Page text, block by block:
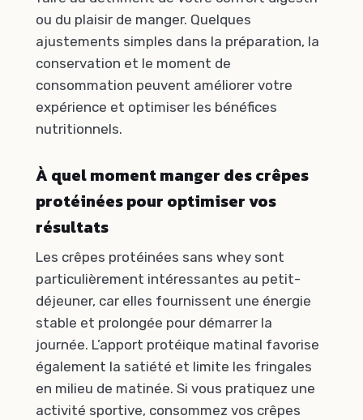
ou du plaisir de manger. Quelques
ajustements simples dans la préparation, la
conservation et le moment de
consommation peuvent améliorer votre
expérience et optimiser les bénéfices
nutritionnels.
À quel moment manger des crêpes
protéinées pour optimiser vos
résultats
Les crêpes protéinées sans whey sont
particulièrement intéressantes au petit-
déjeuner, car elles fournissent une énergie
stable et prolongée pour démarrer la
journée. L’apport protéique matinal favorise
également la satiété et limite les fringales
en milieu de matinée. Si vous pratiquez une
activité sportive, consommez vos crêpes